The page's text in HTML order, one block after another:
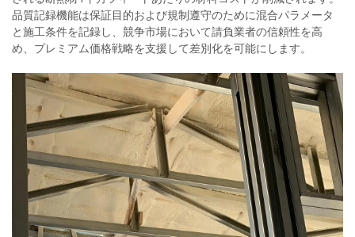
品質記録機能は保証目的および規制遵守のために混合パラメータ
と施工条件を記録し、競争市場において請負業者の信頼性を高
め、プレミアム価格戦略を支援して差別化を可能にします。